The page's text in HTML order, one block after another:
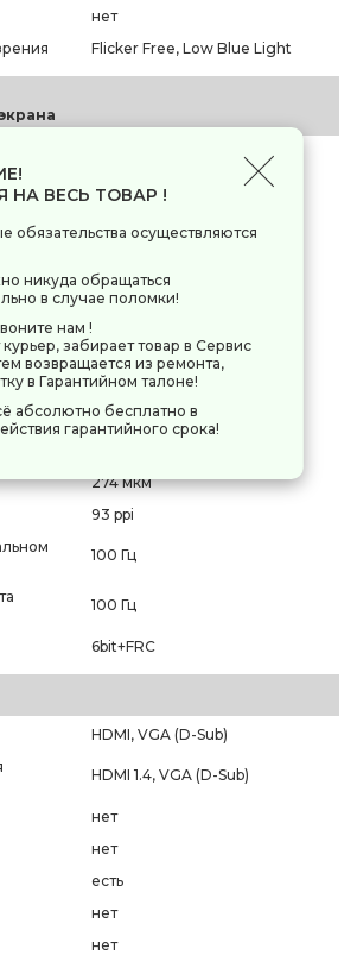
нет
Flicker Free, Low Blue Light
250 Кд/м²
1000:1
(GtG)
4 мс
178°
178°
AMD FreeSync
274 мкм
93 ppi
100 Гц
100 Гц
6bit+FRC
HDMI, VGA (D-Sub)
HDMI 1.4, VGA (D-Sub)
нет
нет
есть
нет
нет
НА ВЕСЬ ТОВАР !
обязательства осуществляются
никуда обращаться
в случае поломки!
нам !
забирает товар в Сервис
возвращается из ремонта,
в Гарантийном талоне!
абсолютно бесплатно в
гарантийного срока!